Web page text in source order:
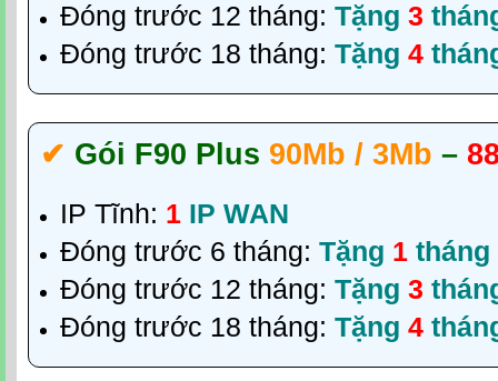
Đóng trước 12 tháng: Tặng 3
Đóng trước 18 tháng: Tặng 4
✔‎ Gói F90 Plus 90Mb / 3Mb –
IP Tĩnh: 1 IP WAN
Đóng trước 6 tháng: Tặng 1 tháng
Đóng trước 12 tháng: Tặng 3
Đóng trước 18 tháng: Tặng 4